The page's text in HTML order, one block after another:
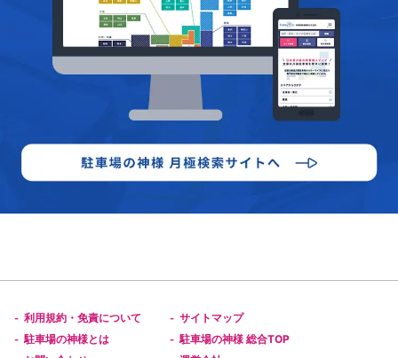
- 利用規約・免責について - サイトマップ
- 駐車場の神様とは - 駐車場の神様 総合TOP